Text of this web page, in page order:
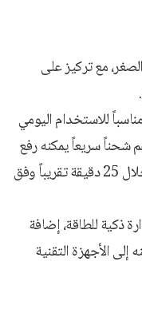
مع تركيز على
يجعله مناسباً للاستخدام اليومي
شحناً سريعاً يمكنه رفع
مستوى بطارية الهاتف إلى حوالي 70% خلال 25 دقيقة تقريباً وفق
ذكية للطاقة، إضافة
الأجهزة التقنية